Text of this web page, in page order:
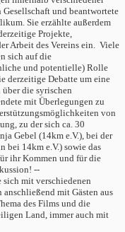
und beantwortete
Sie erzählte außerdem
Projekte,
Arbeit des Vereins ein. Viele
sich auf die
und potentielle) Rolle
derzeitige Debatte um eine
die syrischen
mit Überlegungen zu
von
zu der sich ca. 30
Gebel (14km e.V.), bei der
bei 14km e.V.) sowie das
ihr Kommen und für die
--
mit verschiedenen
mit Gästen aus
des Films und die
Land, immer auch mit